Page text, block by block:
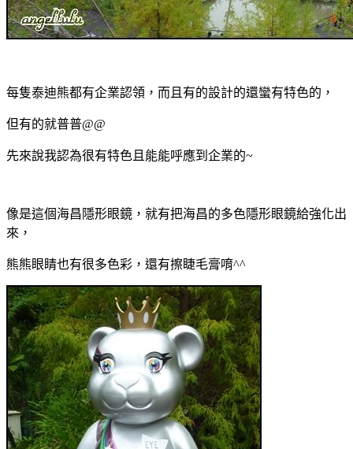
每隻泰迪熊都有企業認領，而且有的設計的還蠻有特色的，
但有的就普普@@
先來說我認為很有特色且能能呼應到企業的~
像是這個海昌隱形眼鏡，就有把海昌的多色隱形眼鏡給強化出
來，
熊熊眼睛也有很多色彩，還有擦睫毛膏唷^^